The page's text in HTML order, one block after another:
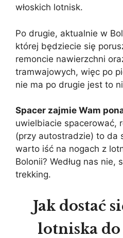
włoskich lotnisk.
Po drugie, aktualnie w
której będziecie się
remoncie nawierzchni
tramwajowych, więc po
nie ma po drugie jest to
Spacer zajmie Wam
uwielbiacie spacerować,
(przy autostradzie) to da
warto iść na nogach z
Bolonii? Według nas nie,
trekking.
Jak dostać
lotniska